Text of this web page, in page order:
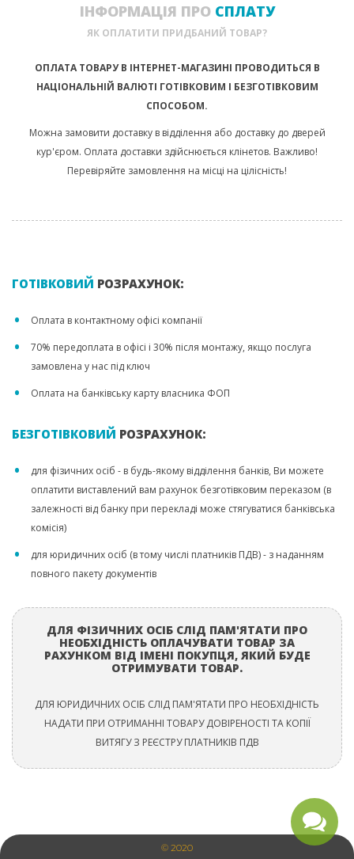
ІНФОРМАЦІЯ ПРО СПЛАТУ
ЯК ОПЛАТИТИ ПРИДБАНИЙ ТОВАР?
ОПЛАТА ТОВАРУ В ІНТЕРНЕТ-МАГАЗИНІ ПРОВОДИТЬСЯ В
НАЦІОНАЛЬНІЙ ВАЛЮТІ ГОТІВКОВИМ І БЕЗГОТІВКОВИМ
СПОСОБОМ.
Можна замовити доставку в відділення або доставку до дверей
кур'єром. Оплата доставки здійснюється клінетов. Важливо!
Перевіряйте замовлення на місці на цілісність!
ГОТІВКОВИЙ РОЗРАХУНОК:
Оплата в контактному офісі компанії
70% передоплата в офісі і 30% після монтажу, якщо послуга
замовлена у нас під ключ
Оплата на банківську карту власника ФОП
БЕЗГОТІВКОВИЙ РОЗРАХУНОК:
для фізичних осіб - в будь-якому відділення банків, Ви можете
оплатити виставлений вам рахунок безготівковим переказом (в
залежності від банку при перекладі може стягуватися банківська
комісія)
для юридичних осіб (в тому числі платників ПДВ) - з наданням
повного пакету документів
ДЛЯ ФІЗИЧНИХ ОСІБ СЛІД ПАМ'ЯТАТИ ПРО
НЕОБХІДНІСТЬ ОПЛАЧУВАТИ ТОВАР ЗА
РАХУНКОМ ВІД ІМЕНІ ПОКУПЦЯ, ЯКИЙ БУДЕ
ОТРИМУВАТИ ТОВАР.
ДЛЯ ЮРИДИЧНИХ ОСІБ СЛІД ПАМ'ЯТАТИ ПРО НЕОБХІДНІСТЬ
НАДАТИ ПРИ ОТРИМАННІ ТОВАРУ ДОВІРЕНОСТІ ТА КОПІЇ
ВИТЯГУ З РЕЄСТРУ ПЛАТНИКІВ ПДВ
: ФЕНИКС ИНДАСТРИ
© 2020